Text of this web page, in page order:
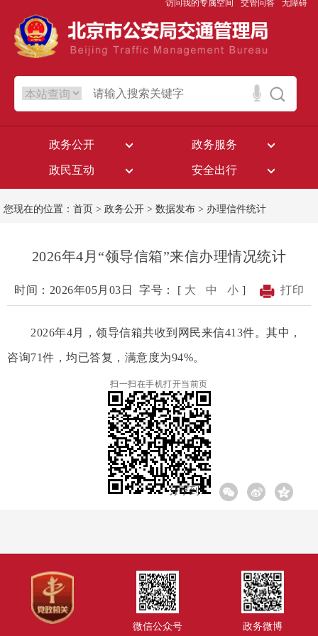
访问我的专属空间 交管问答 无障碍
政务公开 政务服务
政民互动 安全出行
您现在的位置： 首页 > 政务公开 > 数据发布 > 办理信件统计
2026年4月“领导信箱”来信办理情况统计
时间：2026年05月03日 字号： [ 大 中 小 ] 打印
2026年4月，领导信箱共收到网民来信413件。其中，
咨询71件，均已答复，满意度为94%。
扫一扫在手机打开当前页
分享到:
微信公众号 政务微博